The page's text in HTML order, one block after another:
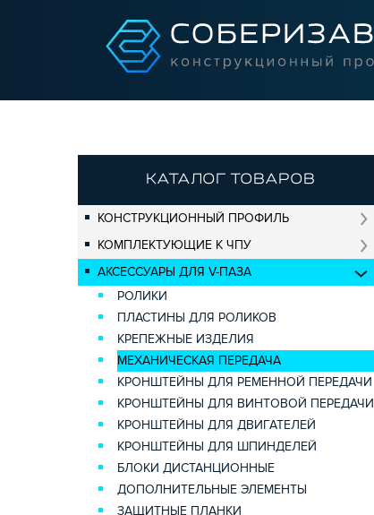
КАТАЛОГ ТОВАРОВ
КОНСТРУКЦИОННЫЙ ПРОФИЛЬ
КОМПЛЕКТУЮЩИЕ К ЧПУ
АКСЕССУАРЫ ДЛЯ V-ПАЗА
РОЛИКИ
ПЛАСТИНЫ ДЛЯ РОЛИКОВ
КРЕПЕЖНЫЕ ИЗДЕЛИЯ
МЕХАНИЧЕСКАЯ ПЕРЕДАЧА
КРОНШТЕЙНЫ ДЛЯ РЕМЕННОЙ ПЕРЕДАЧИ
КРОНШТЕЙНЫ ДЛЯ ВИНТОВОЙ ПЕРЕДАЧИ
КРОНШТЕЙНЫ ДЛЯ ДВИГАТЕЛЕЙ
КРОНШТЕЙНЫ ДЛЯ ШПИНДЕЛЕЙ
БЛОКИ ДИСТАНЦИОННЫЕ
ДОПОЛНИТЕЛЬНЫЕ ЭЛЕМЕНТЫ
ЗАЩИТНЫЕ ПЛАНКИ